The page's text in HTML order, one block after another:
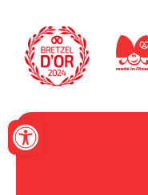
Ouvrir la barre d’outils